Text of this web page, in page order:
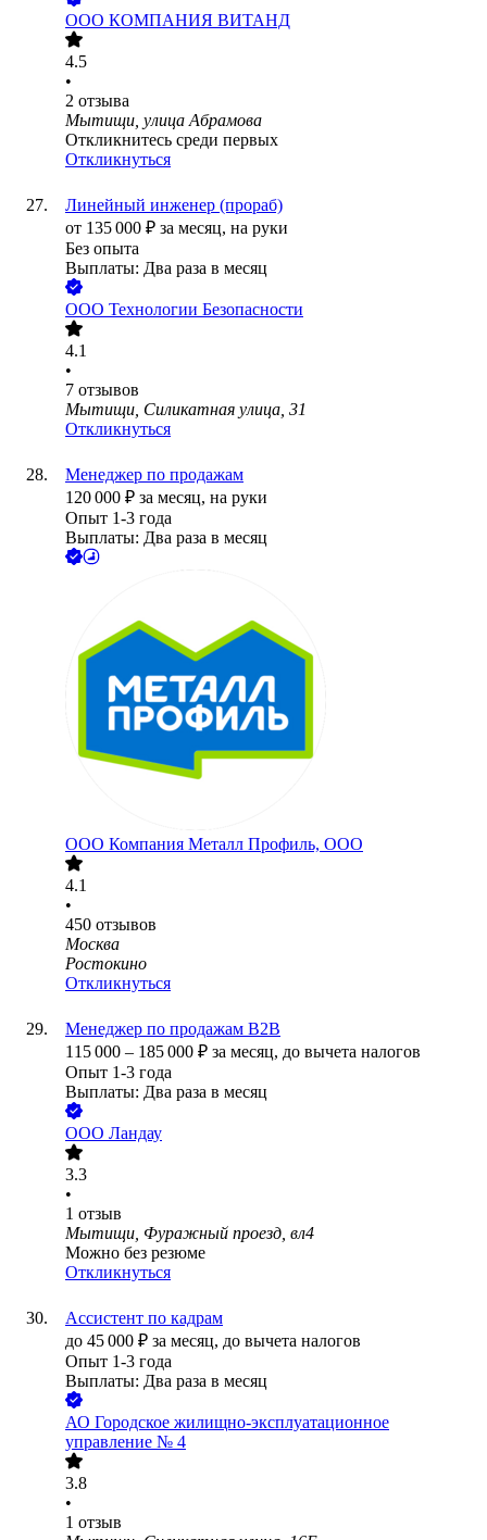
ООО КОМПАНИЯ ВИТАНД
4.5
•
2 отзыва
Мытищи, улица Абрамова
Откликнитесь среди первых
Откликнуться
Линейный инженер (прораб)
от 135 000 ₽ за месяц, на руки
Без опыта
Выплаты: Два раза в месяц
ООО Технологии Безопасности
4.1
•
7 отзывов
Мытищи, Силикатная улица, 31
Откликнуться
Менеджер по продажам
120 000 ₽ за месяц, на руки
Опыт 1-3 года
Выплаты: Два раза в месяц
ООО Компания Металл Профиль, OOO
4.1
•
450 отзывов
Москва
Ростокино
Откликнуться
Менеджер по продажам B2B
115 000 – 185 000 ₽ за месяц, до вычета налогов
Опыт 1-3 года
Выплаты: Два раза в месяц
ООО Ландау
3.3
•
1 отзыв
Мытищи, Фуражный проезд, вл4
Можно без резюме
Откликнуться
Ассистент по кадрам
до 45 000 ₽ за месяц, до вычета налогов
Опыт 1-3 года
Выплаты: Два раза в месяц
АО Городское жилищно-эксплуатационное
управление № 4
3.8
•
1 отзыв